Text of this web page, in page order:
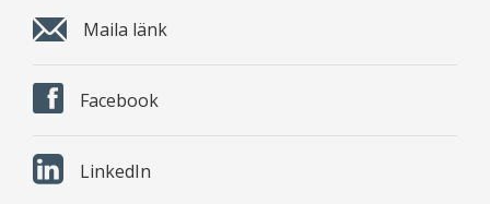
Maila länk
Facebook
LinkedIn